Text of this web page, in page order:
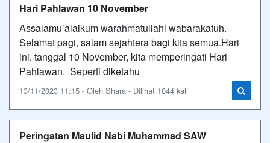
Hari Pahlawan 10 November
Assalamu’alaikum warahmatullahi wabarakatuh.
Selamat pagi, salam sejahtera bagi kita semua.Hari
ini, tanggal 10 November, kita memperingati Hari
Pahlawan. Seperti diketahu
13/11/2023 11:15 - Oleh Shara - Dilihat 1044 kali
Peringatan Maulid Nabi Muhammad SAW